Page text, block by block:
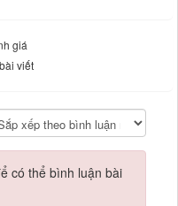
giá
viết
có thể bình luận bài